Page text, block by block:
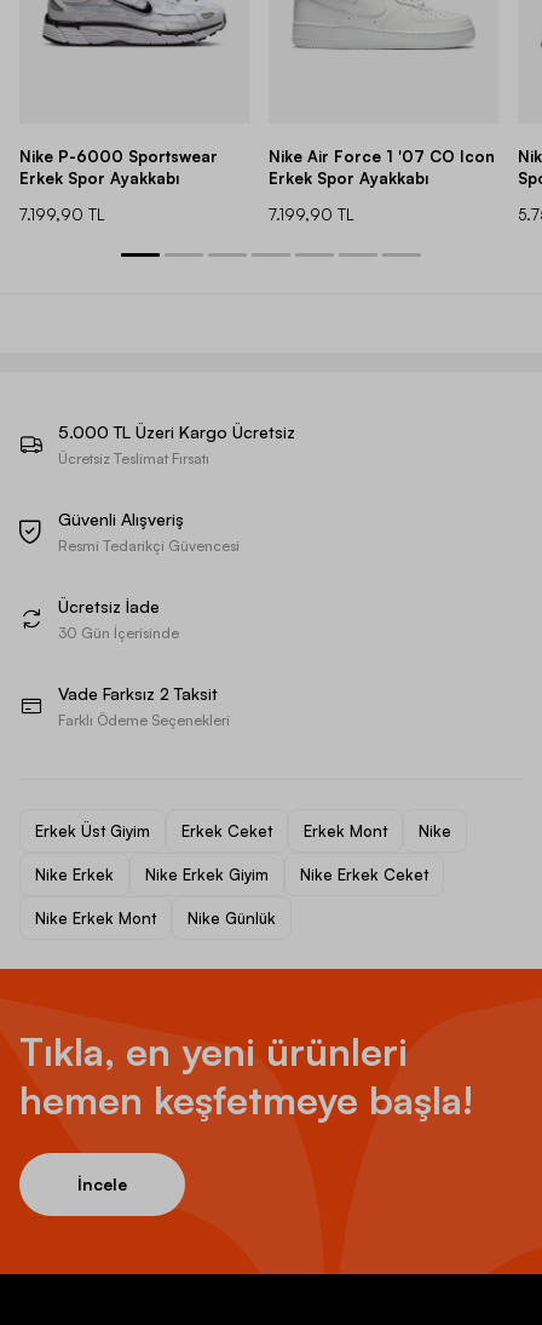
Nike P-6000 Sportswear
Erkek Spor Ayakkabı
7.199,90 TL
Nike Air Force 1 '07 CO Icon
Erkek Spor Ayakkabı
7.199,90 TL
5.000 TL Üzeri Kargo Ücretsiz
Ücretsiz Teslimat Fırsatı
Güvenli Alışveriş
Resmi Tedarikçi Güvencesi
Ücretsiz İade
30 Gün İçerisinde
Vade Farksız 2 Taksit
Farklı Ödeme Seçenekleri
Erkek Üst Giyim Erkek Ceket Erkek Mont Nike
Nike Erkek Nike Erkek Giyim Nike Erkek Ceket
Nike Erkek Mont Nike Günlük
Tıkla, en yeni ürünleri
hemen keşfetmeye başla!
İncele